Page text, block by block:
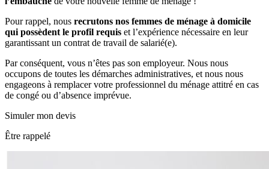
Pour rappel, nous recrutons nos femmes de ménage à domicile
qui possèdent le profil requis et l’expérience nécessaire en leur
garantissant un contrat de travail de salarié(e).
Par conséquent, vous n’êtes pas son employeur. Nous nous
occupons de toutes les démarches administratives, et nous nous
engageons à remplacer votre professionnel du ménage attitré en cas
de congé ou d’absence imprévue.
Simuler mon devis
Être rappelé